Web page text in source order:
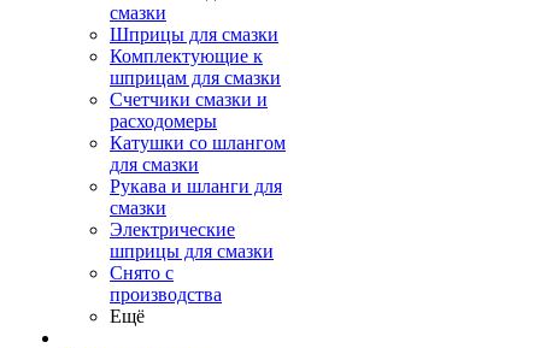
смазки
Шприцы для смазки
Комплектующие к
шприцам для смазки
Счетчики смазки и
расходомеры
Катушки со шлангом
для смазки
Рукава и шланги для
смазки
Электрические
шприцы для смазки
Снято с
производства
Ещё